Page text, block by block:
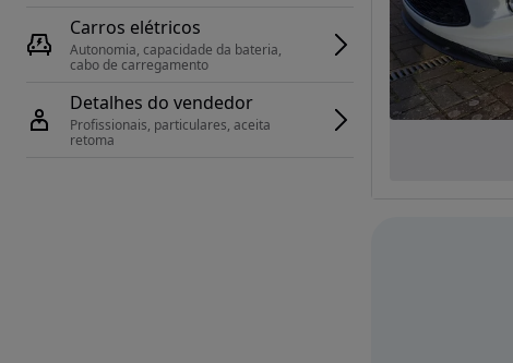
Carros elétricos
Autonomia, capacidade da bateria,
cabo de carregamento
Detalhes do vendedor
Profissionais, particulares, aceita
retoma